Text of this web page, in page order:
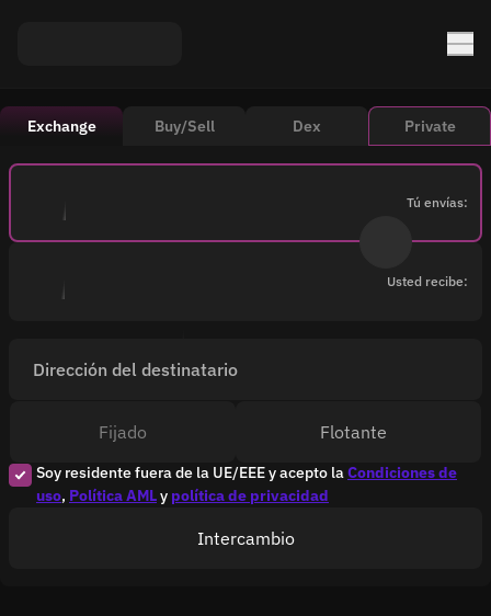
Exchange Buy/Sell Dex Private
Tú envías:
Usted recibe:
Dirección del destinatario
Soy residente fuera de la UE/EEE y acepto laCondiciones de
uso, Política AMLy política de privacidad
Fijado Flotante
Intercambio